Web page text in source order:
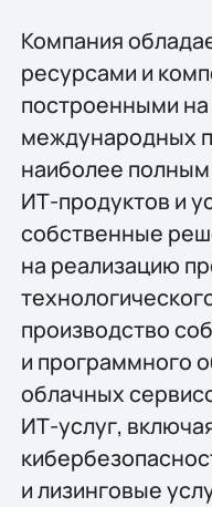
Компания
ресурсами и
построенными
международных
наиболее
ИТ-продуктов и
собственные
на реализацию
производство
и программного
облачных
ИТ-услуг,
и лизинговые